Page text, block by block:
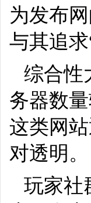
为发布
与其追
综合性
务器数
这类网
对透明。
玩家社